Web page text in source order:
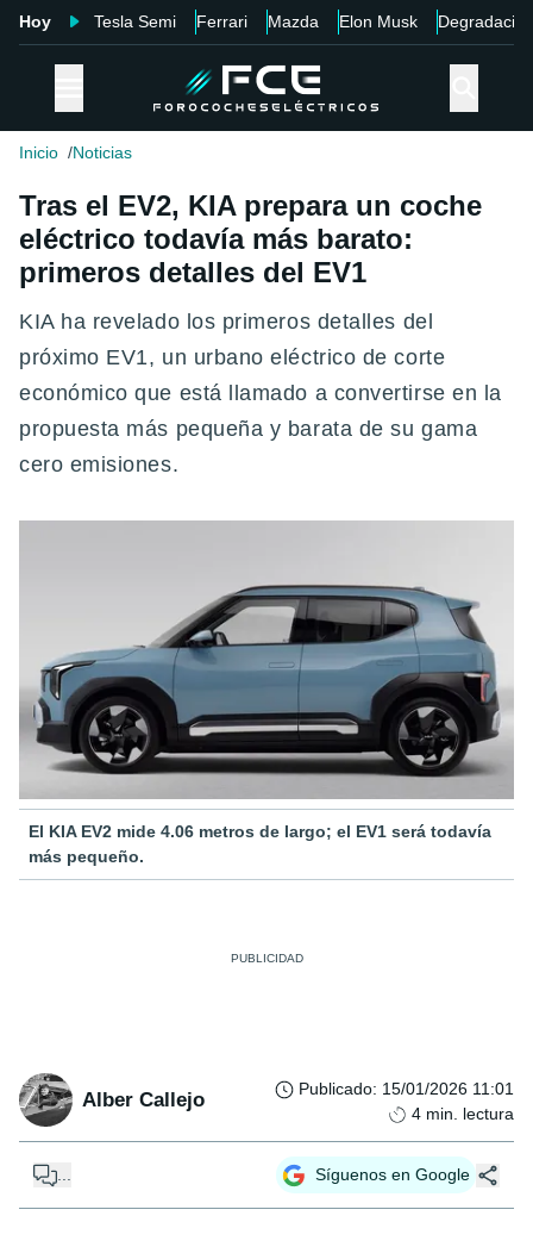
Hoy Tesla Semi Ferrari Mazda Elon Musk Degradación
Inicio Noticias
Tras el EV2, KIA prepara un coche
eléctrico todavía más barato:
primeros detalles del EV1
KIA ha revelado los primeros detalles del
próximo EV1, un urbano eléctrico de corte
económico que está llamado a convertirse en la
propuesta más pequeña y barata de su gama
cero emisiones.
El KIA EV2 mide 4.06 metros de largo; el EV1 será todavía
más pequeño.
Alber Callejo Publicado: 15/01/2026 11:01
4 min. lectura
... Síguenos en Google